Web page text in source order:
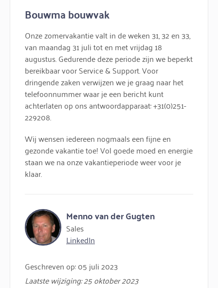
Bouwma bouwvak
Onze zomervakantie valt in de weken 31, 32 en 33,
van maandag 31 juli tot en met vrijdag 18
augustus. Gedurende deze periode zijn we beperkt
bereikbaar voor Service & Support. Voor
dringende zaken verwijzen we je graag naar het
telefoonnummer waar je een bericht kunt
achterlaten op ons antwoordapparaat: +31(0)251-
229208.
Wij wensen iedereen nogmaals een fijne en
gezonde vakantie toe! Vol goede moed en energie
staan we na onze vakantieperiode weer voor je
klaar.
Menno van der Gugten
Sales
LinkedIn
Geschreven op: 05 juli 2023
Laatste wijziging: 25 oktober 2023